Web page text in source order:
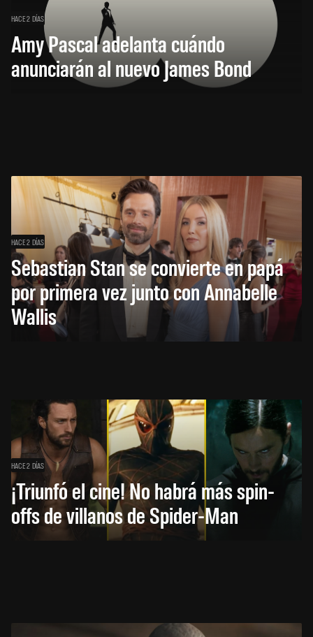
HACE 2 DÍAS
Amy Pascal adelanta cuándo
anunciarán al nuevo James Bond
HACE 2 DÍAS
Sebastian Stan se convierte en papá
por primera vez junto con Annabelle
Wallis
HACE 2 DÍAS
¡Triunfó el cine! No habrá más spin-
offs de villanos de Spider-Man